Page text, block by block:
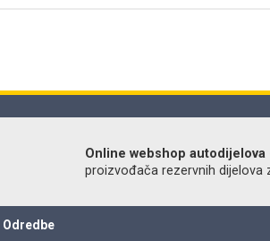
Online webshop autodijelova
proizvođača rezervnih dijelova
Odredbe